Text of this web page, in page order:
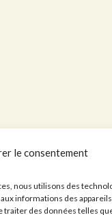
le consentement
nous utilisons des
informations des
traiter des données telles